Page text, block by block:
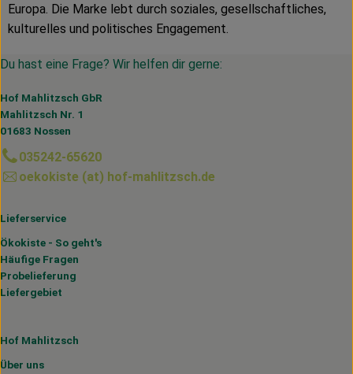
Europa. Die Marke lebt durch soziales, gesellschaft­liches,
kulturelles und politisches Engagement.
Du hast eine Frage? Wir helfen dir gerne:
Hof Mahlitzsch GbR
Mahlitzsch Nr. 1
01683 Nossen
035242-65620
oekokiste (at) hof-mahlitzsch.de
Lieferservice
Ökokiste - So geht's
Häufige Fragen
Probelieferung
Liefergebiet
Hof Mahlitzsch
Über uns